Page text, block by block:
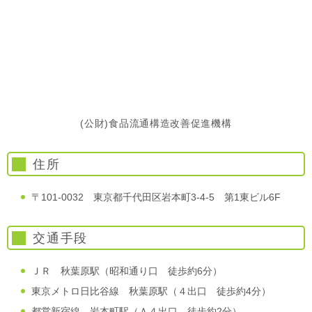
(公財)食品流通構造改善促進機構
住所
〒101-0032 東京都千代田区岩本町3-4-5 第1東ビル6F
交通手段
ＪＲ 秋葉原駅（昭和通り口 徒歩約6分）
東京メトロ日比谷線 秋葉原駅（４出口 徒歩約4分）